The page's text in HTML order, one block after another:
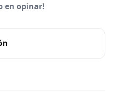
en opinar!